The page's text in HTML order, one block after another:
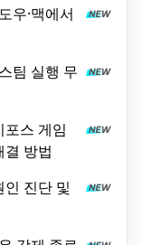
우·맥에서
팀 실행 무
스 게임
방법
인 진단 및